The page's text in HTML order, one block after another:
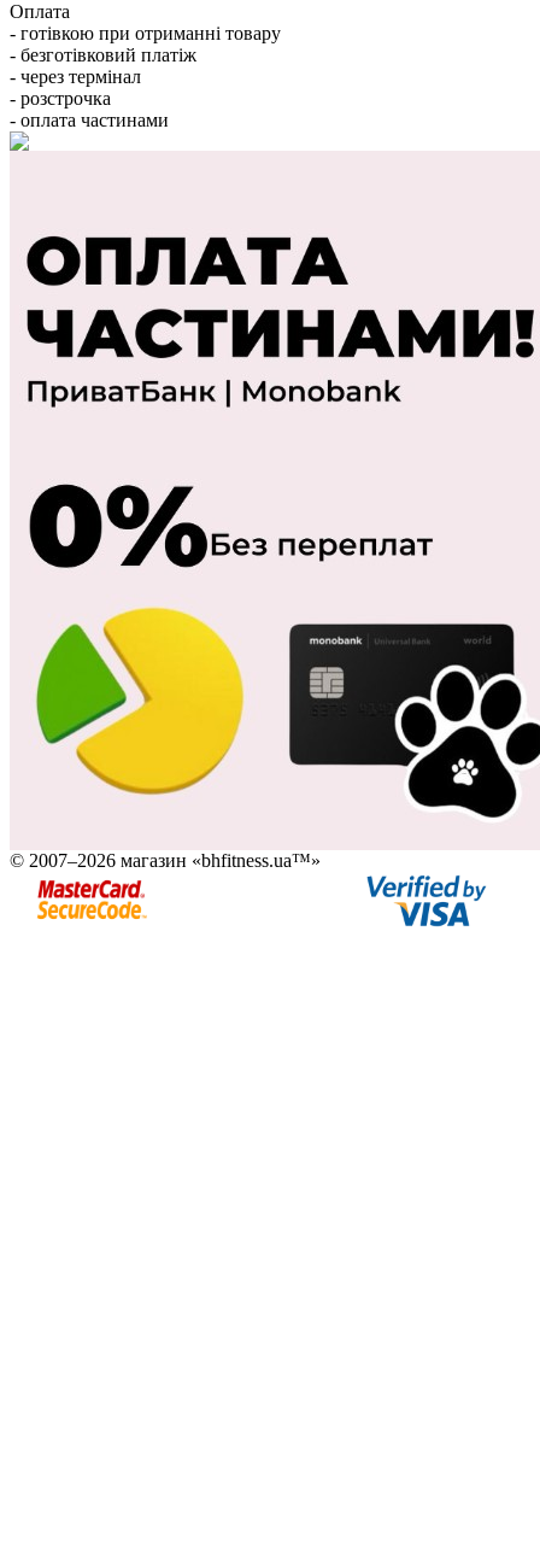
Оплата
- готівкою при отриманні товару
- безготівковий платіж
- через термінал
- розстрочка
- оплата частинами
© 2007–2026 магазин «bhfitness.ua™»